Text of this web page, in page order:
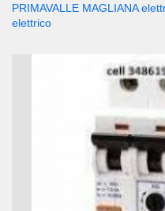
PRIMAVALLE MAGLIANA
elettrico